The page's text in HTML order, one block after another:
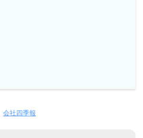
会社四季報